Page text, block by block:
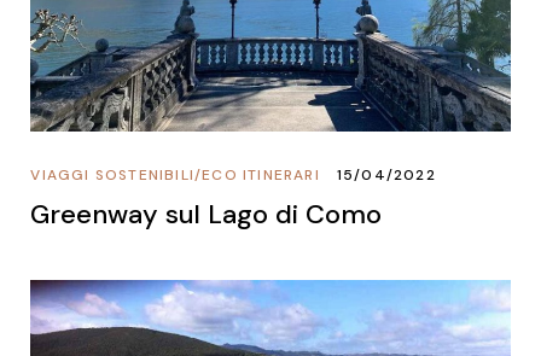
ECO ITINERARI
/
VIAGGI SOSTENIBILI 15/04/2022
Greenway sul Lago di Como